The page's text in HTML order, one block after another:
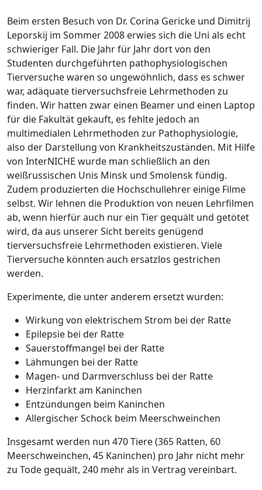
Beim ersten Besuch von Dr. Corina Gericke und Dimitrij
Leporskij im Sommer 2008 erwies sich die Uni als echt
schwieriger Fall. Die Jahr für Jahr dort von den
Studenten durchgeführten pathophysiologischen
Tierversuche waren so ungewöhnlich, dass es schwer
war, adäquate tierversuchsfreie Lehrmethoden zu
finden. Wir hatten zwar einen Beamer und einen Laptop
für die Fakultät gekauft, es fehlte jedoch an
multimedialen Lehrmethoden zur Pathophysiologie,
also der Darstellung von Krankheitszuständen. Mit Hilfe
von InterNICHE wurde man schließlich an den
weißrussischen Unis Minsk und Smolensk fündig.
Zudem produzierten die Hochschullehrer einige Filme
selbst. Wir lehnen die Produktion von neuen Lehrfilmen
ab, wenn hierfür auch nur ein Tier gequält und getötet
wird, da aus unserer Sicht bereits genügend
tierversuchsfreie Lehrmethoden existieren. Viele
Tierversuche könnten auch ersatzlos gestrichen
werden.
Experimente, die unter anderem ersetzt wurden:
Wirkung von elektrischem Strom bei der Ratte
Epilepsie bei der Ratte
Sauerstoffmangel bei der Ratte
Lähmungen bei der Ratte
Magen- und Darmverschluss bei der Ratte
Herzinfarkt am Kaninchen
Entzündungen beim Kaninchen
Allergischer Schock beim Meerschweinchen
Insgesamt werden nun 470 Tiere (365 Ratten, 60
Meerschweinchen, 45 Kaninchen) pro Jahr nicht mehr
zu Tode gequält, 240 mehr als in Vertrag vereinbart.